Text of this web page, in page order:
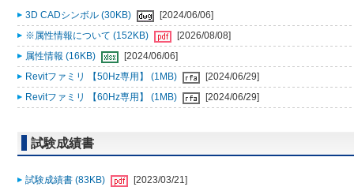
3D CADシンボル (30KB)
[2024/06/06]
※属性情報について (152KB)
[2026/08/08]
属性情報 (16KB)
[2024/06/06]
Revitファミリ 【50Hz専用】 (1MB)
[2024/06/29]
Revitファミリ 【60Hz専用】 (1MB)
[2024/06/29]
試験成績書
試験成績書 (83KB) [2023/03/21]